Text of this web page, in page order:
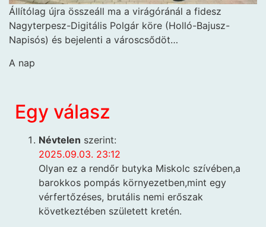
Állítólag újra összeáll ma a virágóránál a fidesz
Nagyterpesz-Digitális Polgár köre (Holló-Bajusz-
Napisós) és bejelenti a városcsődöt…
A nap
Egy válasz
Névtelen szerint:
2025.09.03. 23:12
Olyan ez a rendőr butyka Miskolc szívében,a
barokkos pompás környezetben,mint egy
vérfertőzéses, brutális nemi erőszak
következtében született kretén.